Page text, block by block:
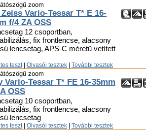
zoom
Vario-Tessar T* E 16-
f/4 ZA OSS
12 csoportban,
fix frontlencse, alacsony
lencsetag, APS-C méretű vetített
teszt Olvasói tesztek További tesztek
zoom
Vario-Tessar T* FE 16-35mm
OSS
10 csoportban,
fix frontlencse, alacsony
lencsetag
teszt Olvasói tesztek További tesztek